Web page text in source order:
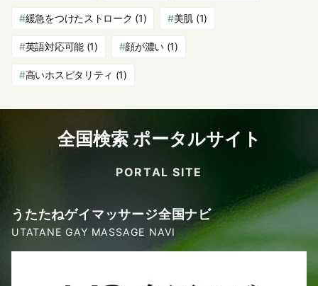
緩急をつけたストローク (1) 美肌 (1)
英語対応可能(1) 顔が濃い (1)
高いホスピタリティ (1)
全国検索 ポータルサイト
PORTAL SITE
うたたねゲイマッサージ全国ナビ
UTATANE GAY MASSAGE NAVI